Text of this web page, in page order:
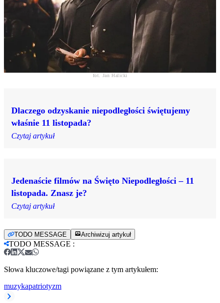
fot. Jan Halicki
Dlaczego odzyskanie niepodległości świętujemy
właśnie 11 listopada?
Czytaj artykuł
Jedenaście filmów na Święto Niepodległości – 11
listopada. Znasz je?
Czytaj artykuł
TODO MESSAGE Archiwizuj artykuł
TODO MESSAGE :
Słowa kluczowe/tagi powiązane z tym artykułem:
muzykapatriotyzm